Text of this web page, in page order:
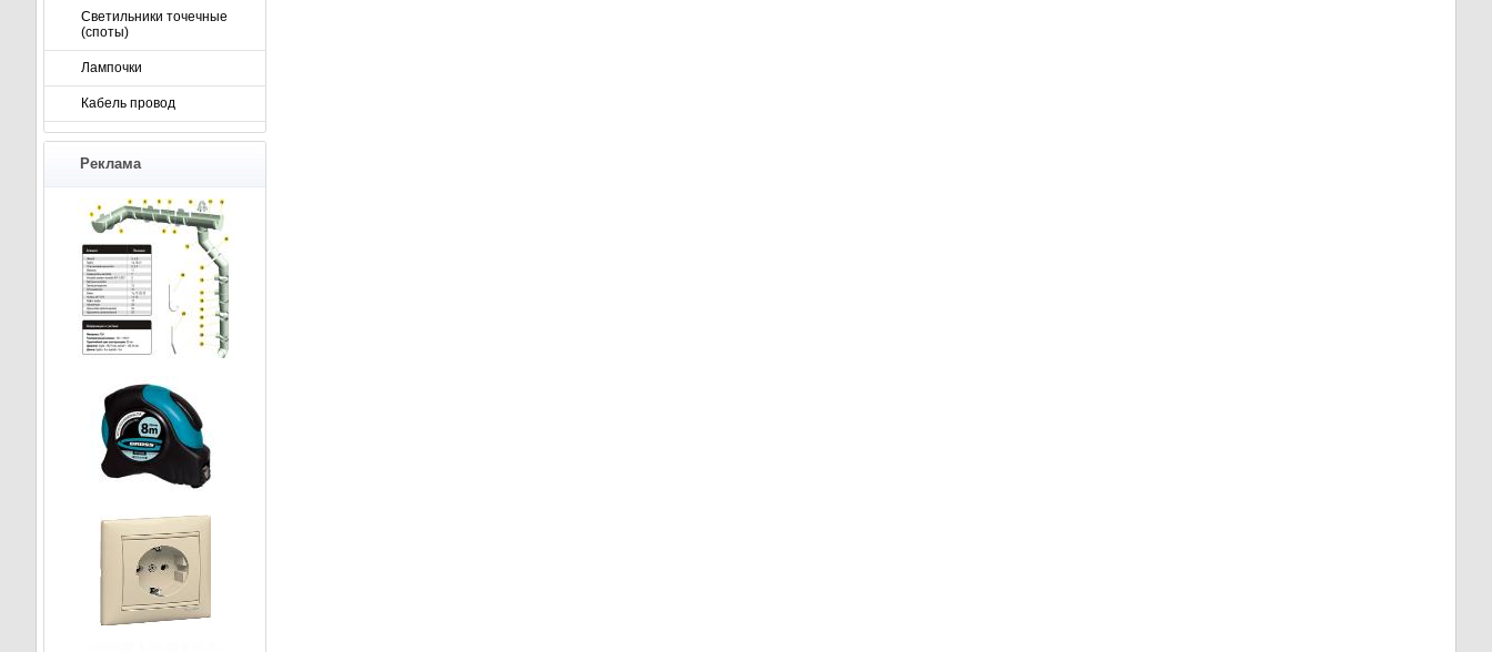
Светильники точечные
(споты)
Лампочки
Кабель провод
Реклама